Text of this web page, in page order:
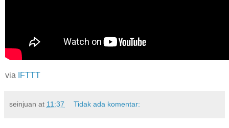
via IFTTT
seinjuan at 11:37 Tidak ada komentar: